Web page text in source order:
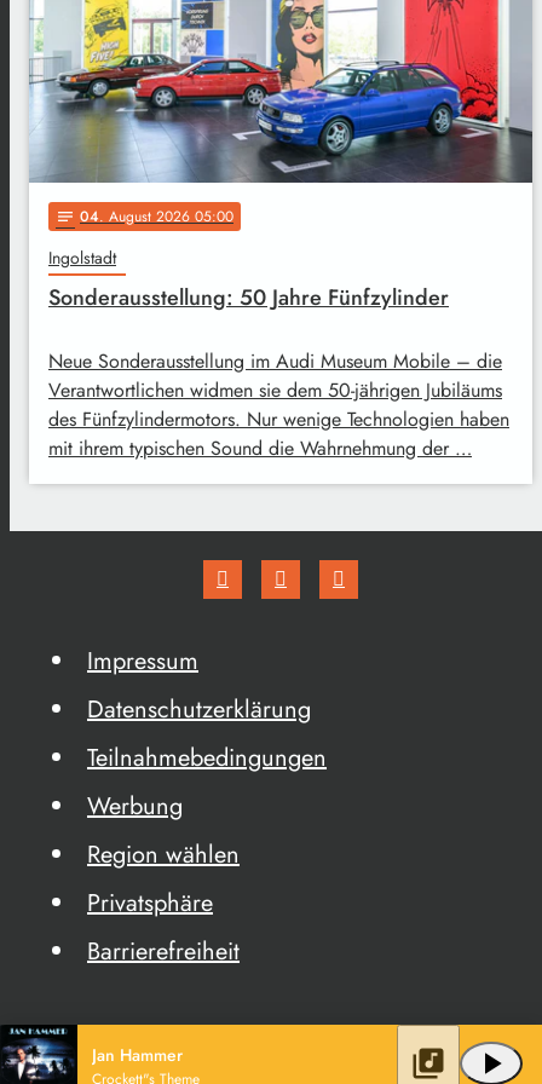
notes 04. August 2026 05:00
Ingolstadt
Sonderausstellung: 50 Jahre Fünfzylinder
Neue Sonderausstellung im Audi Museum Mobile – die
Verantwortlichen widmen sie dem 50-jährigen Jubiläums
des Fünfzylindermotors. Nur wenige Technologien haben
mit ihrem typischen Sound die Wahrnehmung der …
Impressum
Datenschutzerklärung
Teilnahmebedingungen
Werbung
Region wählen
Privatsphäre
Barrierefreiheit
Jan Hammer
Crockett"s Theme play_arrow
library_music